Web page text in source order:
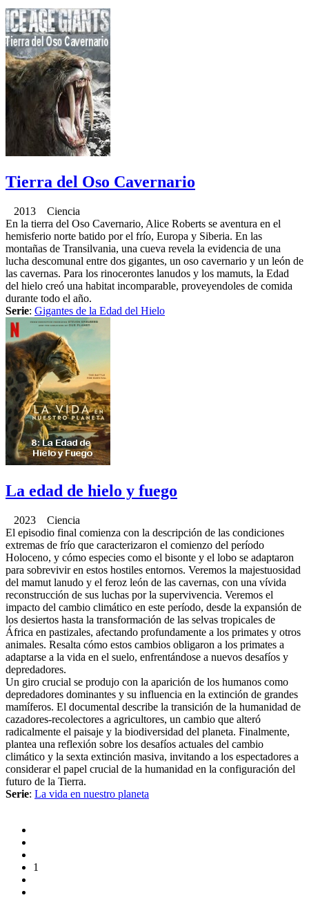
Tierra del Oso Cavernario
2013 Ciencia
En la tierra del Oso Cavernario, Alice Roberts se aventura en el
hemisferio norte batido por el frío, Europa y Siberia. En las
montañas de Transilvania, una cueva revela la evidencia de una
lucha descomunal entre dos gigantes, un oso cavernario y un león de
las cavernas. Para los rinocerontes lanudos y los mamuts, la Edad
del hielo creó una habitat incomparable, proveyendoles de comida
durante todo el año.
Serie: Gigantes de la Edad del Hielo
La edad de hielo y fuego
2023 Ciencia
El episodio final comienza con la descripción de las condiciones
extremas de frío que caracterizaron el comienzo del período
Holoceno, y cómo especies como el bisonte y el lobo se adaptaron
para sobrevivir en estos hostiles entornos. Veremos la majestuosidad
del mamut lanudo y el feroz león de las cavernas, con una vívida
reconstrucción de sus luchas por la supervivencia. Veremos el
impacto del cambio climático en este período, desde la expansión de
los desiertos hasta la transformación de las selvas tropicales de
África en pastizales, afectando profundamente a los primates y otros
animales. Resalta cómo estos cambios obligaron a los primates a
adaptarse a la vida en el suelo, enfrentándose a nuevos desafíos y
depredadores.
Un giro crucial se produjo con la aparición de los humanos como
depredadores dominantes y su influencia en la extinción de grandes
mamíferos. El documental describe la transición de la humanidad de
cazadores-recolectores a agricultores, un cambio que alteró
radicalmente el paisaje y la biodiversidad del planeta. Finalmente,
plantea una reflexión sobre los desafíos actuales del cambio
climático y la sexta extinción masiva, invitando a los espectadores a
considerar el papel crucial de la humanidad en la configuración del
futuro de la Tierra.
Serie: La vida en nuestro planeta
1